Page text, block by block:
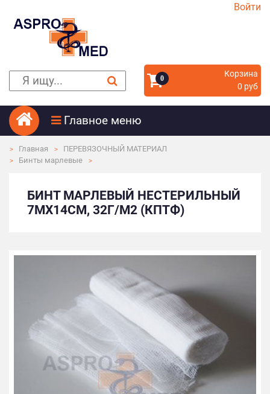
Войти
0
Корзина
0 руб
Главное меню
Главная
ПЕРЕВЯЗОЧНЫЙ МАТЕРИАЛ
Бинты марлевые
БИНТ МАРЛЕВЫЙ НЕСТЕРИЛЬНЫЙ
7МХ14СМ, 32Г/М2 (КПТФ)